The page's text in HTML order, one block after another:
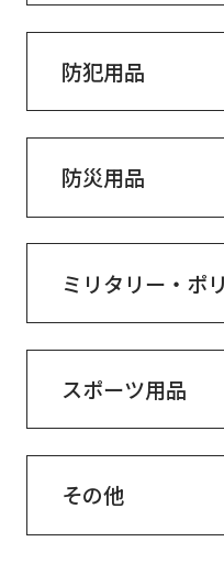
防犯用品
防災用品
ミリタリー・ポ
スポーツ用品
その他